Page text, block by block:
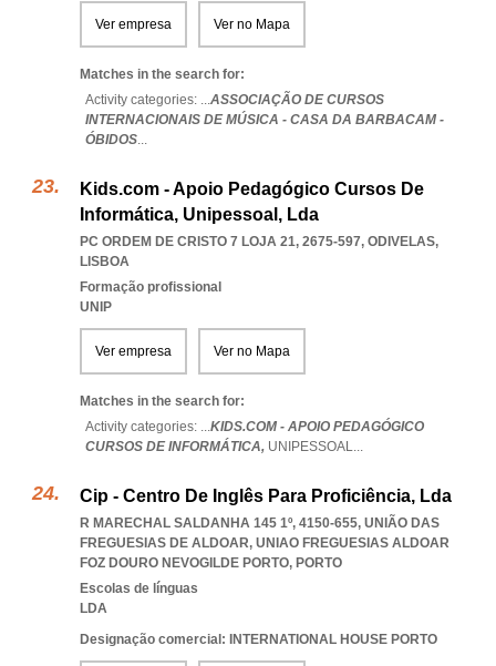
Ver empresa Ver no Mapa
Matches in the search for:
Activity categories: ...ASSOCIAÇÃO DE CURSOS
INTERNACIONAIS DE MÚSICA - CASA DA BARBACAM -
ÓBIDOS...
Kids.com - Apoio Pedagógico Cursos De
Informática, Unipessoal, Lda
PC ORDEM DE CRISTO 7 LOJA 21, 2675-597, ODIVELAS,
LISBOA
Formação profissional
UNIP
Ver empresa Ver no Mapa
Matches in the search for:
Activity categories: ...KIDS.COM - APOIO PEDAGÓGICO
CURSOS DE INFORMÁTICA, UNIPESSOAL...
Cip - Centro De Inglês Para Proficiência, Lda
R MARECHAL SALDANHA 145 1º, 4150-655, UNIÃO DAS
FREGUESIAS DE ALDOAR, UNIAO FREGUESIAS ALDOAR
FOZ DOURO NEVOGILDE PORTO, PORTO
Escolas de línguas
LDA
Designação comercial: INTERNATIONAL HOUSE PORTO